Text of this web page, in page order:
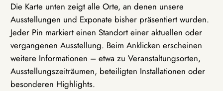
Die Karte unten zeigt alle Orte, an denen unsere
Ausstellungen und Exponate bisher präsentiert wurden.
Jeder Pin markiert einen Standort einer aktuellen oder
vergangenen Ausstellung. Beim Anklicken erscheinen
weitere Informationen – etwa zu Veranstaltungsorten,
Ausstellungszeiträumen, beteiligten Installationen oder
besonderen Highlights.